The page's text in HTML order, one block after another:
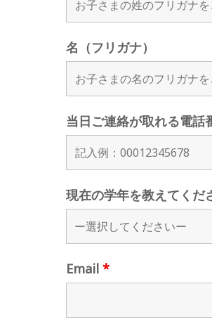
名（フリガナ）
当日ご連絡が取れる電話
現在の学年を教えてくだ
Email *